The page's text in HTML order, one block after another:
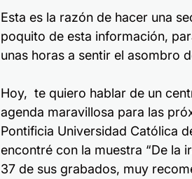
Esta es la razón de hacer una
poquito de esta información,
unas horas a sentir el asombro
Hoy,  te quiero hablar de un
agenda maravillosa para las
Pontificia Universidad Católica
encontré con la muestra “De la
37 de sus grabados, muy